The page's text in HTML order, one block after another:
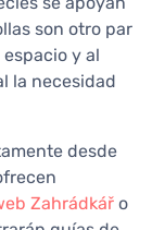
son otro par
y al
la necesidad
desde
Zahrádkář o